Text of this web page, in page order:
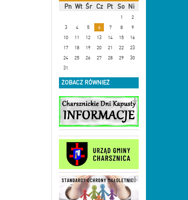
Pn Wt Śr Cz Pt So Ni
1
2
3
4 5 6 7 8
9
10
11 12 13 14 15
16
17
18 19 20 21 22
23
24
25 26 27 28 29
30
31
ZOBACZ RÓWNIEŻ